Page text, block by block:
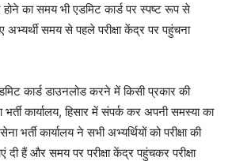
का समय भी एडमिट कार्ड पर स्पष्ट रूप से
अभ्यर्थी समय से पहले परीक्षा केंद्र पर पहुंचना
कार्ड डाउनलोड करने में किसी प्रकार की
कार्यालय, हिसार में संपर्क कर अपनी समस्या का
भर्ती कार्यालय ने सभी अभ्यर्थियों को परीक्षा की
दी हैं और समय पर परीक्षा केंद्र पहुंचकर परीक्षा